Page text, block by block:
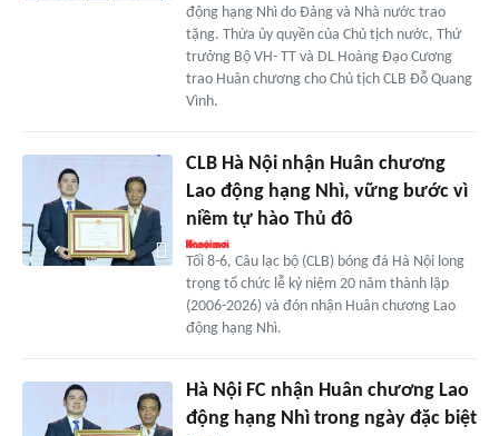
động hạng Nhì do Đảng và Nhà nước trao
tặng. Thừa ủy quyền của Chủ tịch nước, Thứ
trưởng Bộ VH- TT và DL Hoàng Đạo Cương
trao Huân chương cho Chủ tịch CLB Đỗ Quang
Vình.
CLB Hà Nội nhận Huân chương
Lao động hạng Nhì, vững bước vì
niềm tự hào Thủ đô
Tối 8-6, Câu lạc bộ (CLB) bóng đá Hà Nội long
trọng tổ chức lễ kỷ niệm 20 năm thành lập
(2006-2026) và đón nhận Huân chương Lao
động hạng Nhì.
Hà Nội FC nhận Huân chương Lao
động hạng Nhì trong ngày đặc biệt